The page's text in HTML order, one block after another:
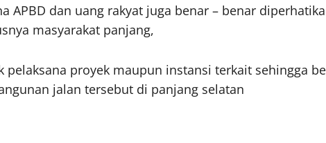
dan uang rakyat juga benar – benar
masyarakat panjang,
proyek maupun instansi terkait sehingga
jalan tersebut di panjang selatan